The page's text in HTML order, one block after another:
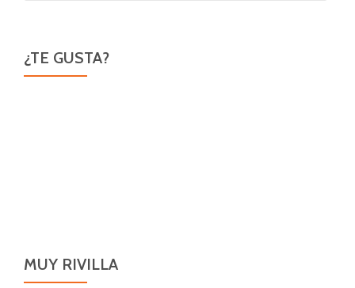
¿TE GUSTA?
MUY RIVILLA